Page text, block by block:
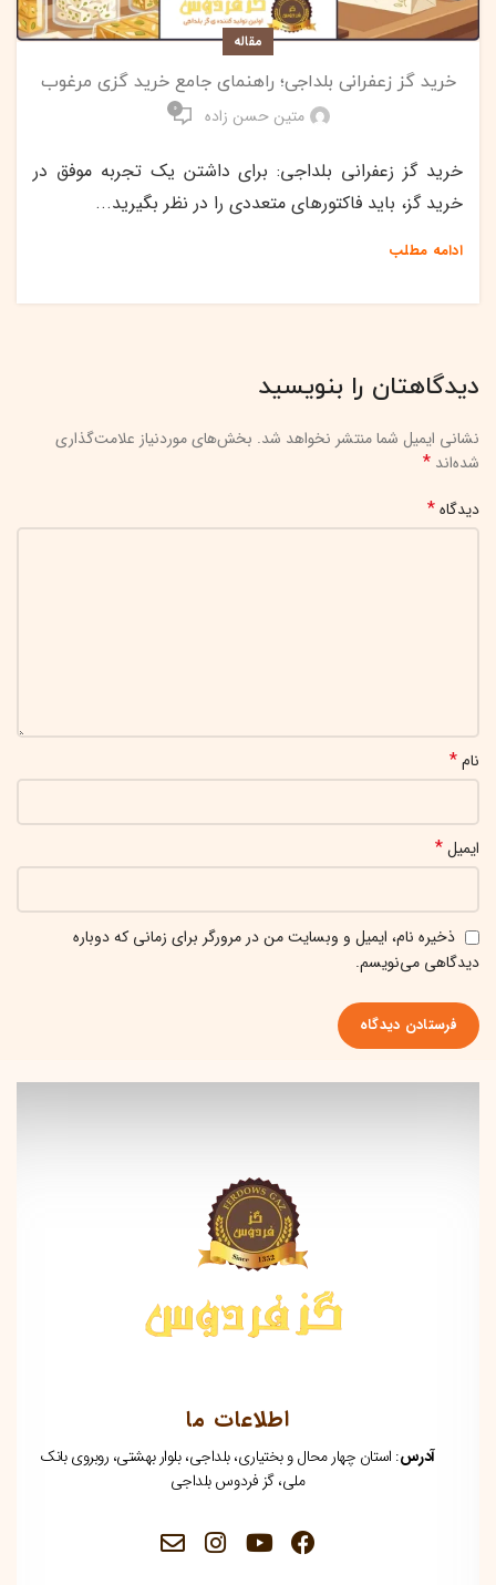
مقاله
خرید گز زعفرانی بلداجی؛ راهنمای جامع خرید گزی مرغوب
متین حسن زاده 0
خرید گز زعفرانی بلداجی: برای داشتن یک تجربه موفق در
خرید گز، باید فاکتورهای متعددی را در نظر بگیرید...
ادامه مطلب
دیدگاهتان را بنویسید
نشانی ایمیل شما منتشر نخواهد شد. بخش‌های موردنیاز علامت‌گذاری
شده‌اند *
دیدگاه*
نام*
ایمیل*
ذخیره نام، ایمیل و وبسایت من در مرورگر برای زمانی که دوباره
دیدگاهی می‌نویسم.
اطلاعات ما
آدرس: استان چهار محال و بختیاری، بلداجی، بلوار بهشتی، روبروی بانک
ملی، گز فردوس بلداجی